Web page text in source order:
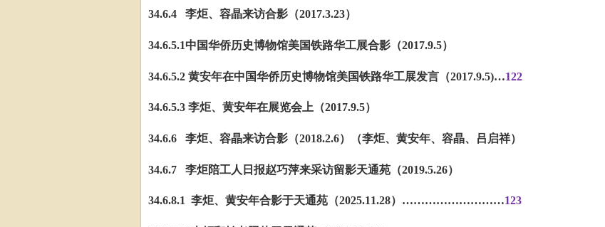
34.6.4 李炬、容晶来访合影（2017.3.23）
34.6.5.1中国华侨历史博物馆美国铁路华工展合影（2017.9.5）
34.6.5.2 黄安年在中国华侨历史博物馆美国铁路华工展发言（2017.9.5)…122
34.6.5.3 李炬、黄安年在展览会上（2017.9.5）
34.6.6 李炬、容晶来访合影（2018.2.6）（李炬、黄安年、容晶、吕启祥）
34.6.7 李炬陪工人日报赵巧萍来采访留影天通苑（2019.5.26）
34.6.8.1 李炬、黄安年合影于天通苑（2025.11.28） ………………………123